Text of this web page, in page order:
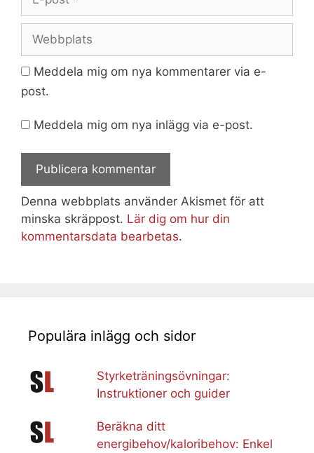
post
Meddela mig om nya kommentarer via e-
post.
Meddela mig om nya inlägg via e-post.
Denna webbplats använder Akismet för att
minska skräppost. Lär dig om hur din
kommentarsdata bearbetas.
Populära inlägg och sidor
Styrketräningsövningar:
Instruktioner och guider
Beräkna ditt
energibehov/kaloribehov: Enkel